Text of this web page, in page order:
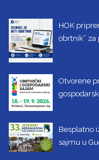
HOK
obrtnik“ za
Otvorene
Besplatno
sajmu u